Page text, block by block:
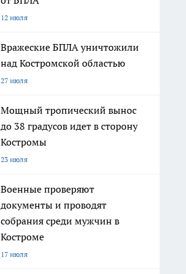
12 июля
Вражеские БПЛА уничтожили
над Костромской областью
27 июля
Мощный тропический вынос
до 38 градусов идет в сторону
Костромы
23 июля
Военные проверяют
документы и проводят
собрания среди мужчин в
Костроме
17 июля